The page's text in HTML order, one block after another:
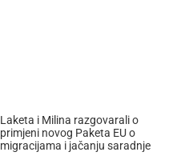
Laketa i Milina razgovarali o
primjeni novog Paketa EU o
migracijama i jačanju saradnje